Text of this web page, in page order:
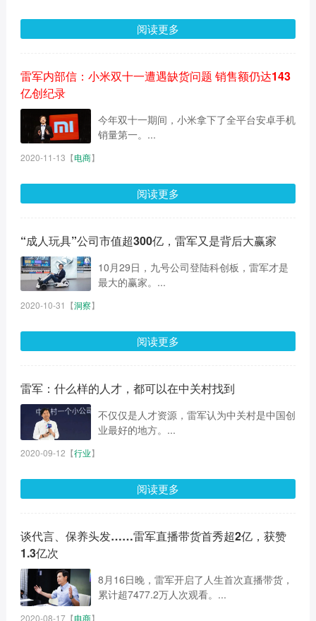
阅读更多
雷军内部信：小米双十一遭遇缺货问题 销售额仍达143
亿创纪录
今年双十一期间，小米拿下了全平台安卓手机
销量第一。...
2020-11-13 【电商】
阅读更多
“成人玩具”公司市值超300亿，雷军又是背后大赢家
10月29日，九号公司登陆科创板，雷军才是
最大的赢家。...
2020-10-31 【洞察】
阅读更多
雷军：什么样的人才，都可以在中关村找到
不仅仅是人才资源，雷军认为中关村是中国创
业最好的地方。...
2020-09-12 【行业】
阅读更多
谈代言、保养头发……雷军直播带货首秀超2亿，获赞
1.3亿次
8月16日晚，雷军开启了人生首次直播带货，
累计超7477.2万人次观看。...
2020-08-17【电商】